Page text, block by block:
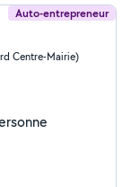
Auto-entrepreneur
Centre-Mairie)